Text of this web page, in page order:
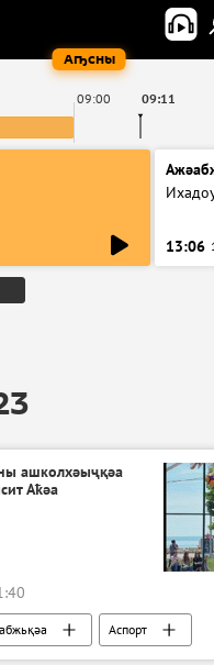
Аҧсны
09:00 09:11
13:06
ашколхәыҷқәа
Аҟәа
Аспорт